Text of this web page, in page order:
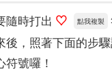
隨時打出 ♡ 點我複製
後，照著下面的步
號囉！